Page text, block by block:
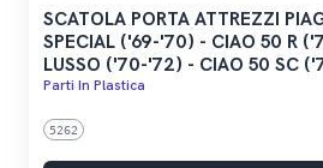
SCATOLA PORTA ATTREZZI
SPECIAL ('69-'70) - CIAO 50 R
LUSSO ('70-'72) - CIAO 50 SC
Parti In Plastica
5262